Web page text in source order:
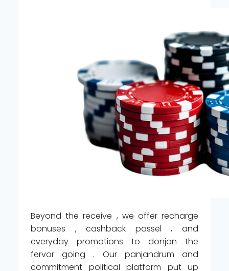
Beyond the receive , we offer recharge
bonuses , cashback passel , and
everyday promotions to donjon the
fervor going . Our panjandrum and
commitment political platform put up